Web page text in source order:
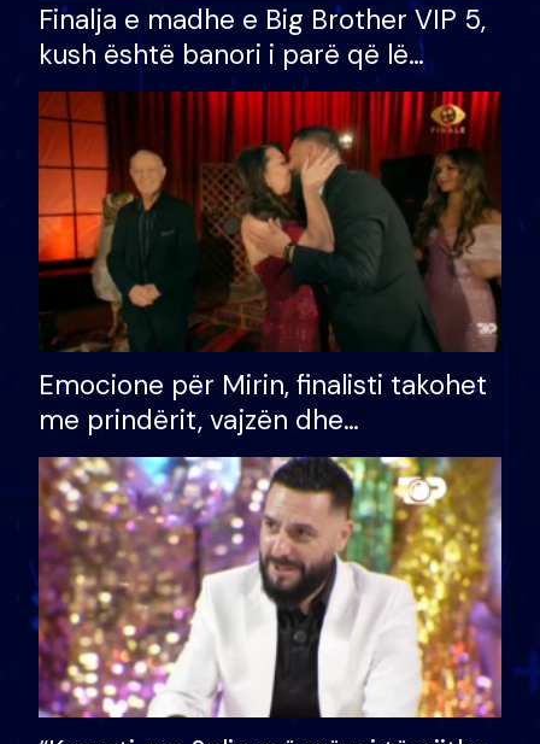
Finalja e madhe e Big Brother VIP 5,
kush është banori i parë që lë
shtëpinë dhe humb mundësinë për
të fituar çmimin e madh
Emocione për Mirin, finalisti takohet
me prindërit, vajzën dhe
bashkëshorten: S’kemi ndonjë letër
divorci apo jo?